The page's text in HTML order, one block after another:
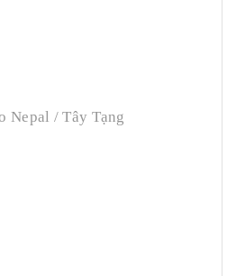
Nepal / Tây Tạng